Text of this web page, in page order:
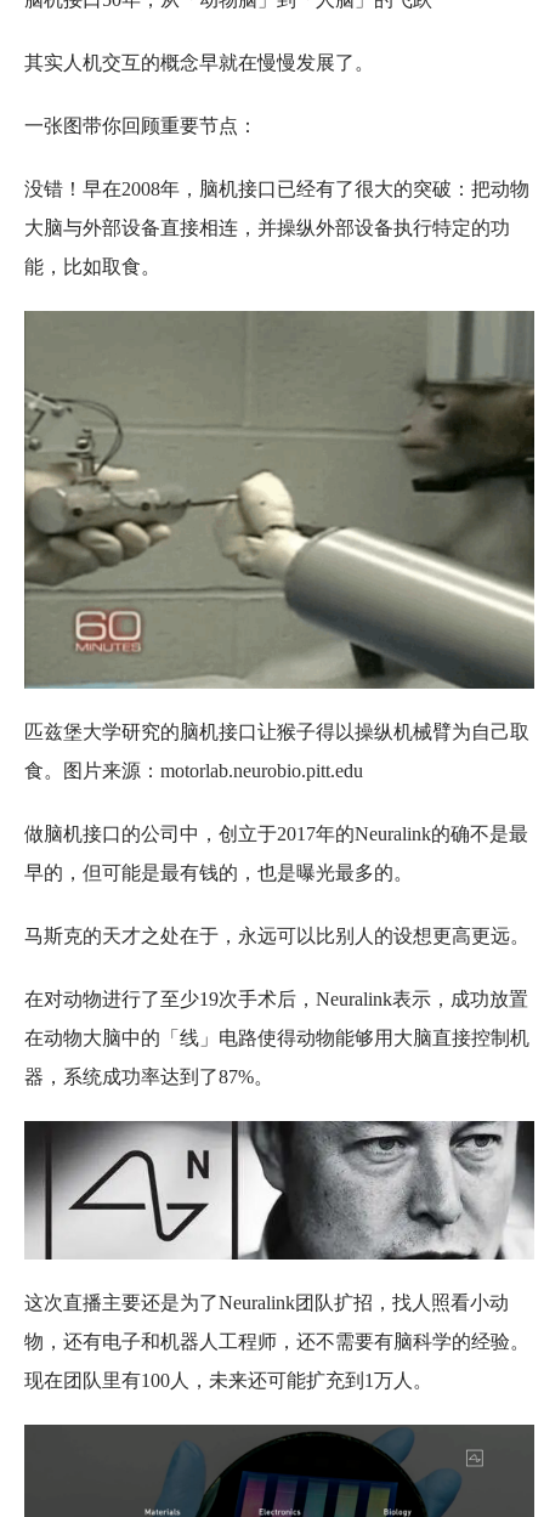
其实人机交互的概念早就在慢慢发展了。
一张图带你回顾重要节点：
没错！早在2008年，脑机接口已经有了很大的突破：把动物
大脑与外部设备直接相连，并操纵外部设备执行特定的功
能，比如取食。
匹兹堡大学研究的脑机接口让猴子得以操纵机械臂为自己取
食。图片来源：motorlab.neurobio.pitt.edu
做脑机接口的公司中，创立于2017年的Neuralink的确不是最
早的，但可能是最有钱的，也是曝光最多的。
马斯克的天才之处在于，永远可以比别人的设想更高更远。
在对动物进行了至少19次手术后，Neuralink表示，成功放置
在动物大脑中的「线」电路使得动物能够用大脑直接控制机
器，系统成功率达到了87%。
这次直播主要还是为了Neuralink团队扩招，找人照看小动
物，还有电子和机器人工程师，还不需要有脑科学的经验。
现在团队里有100人，未来还可能扩充到1万人。